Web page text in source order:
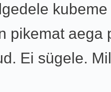
kubeme
pikemat aega
Ei sügele.